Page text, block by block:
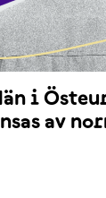
i
av